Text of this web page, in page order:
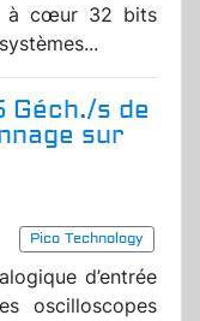
à cœur 32 bits
Géch./s de
sur
Pico Technology
d’entrée
oscilloscopes